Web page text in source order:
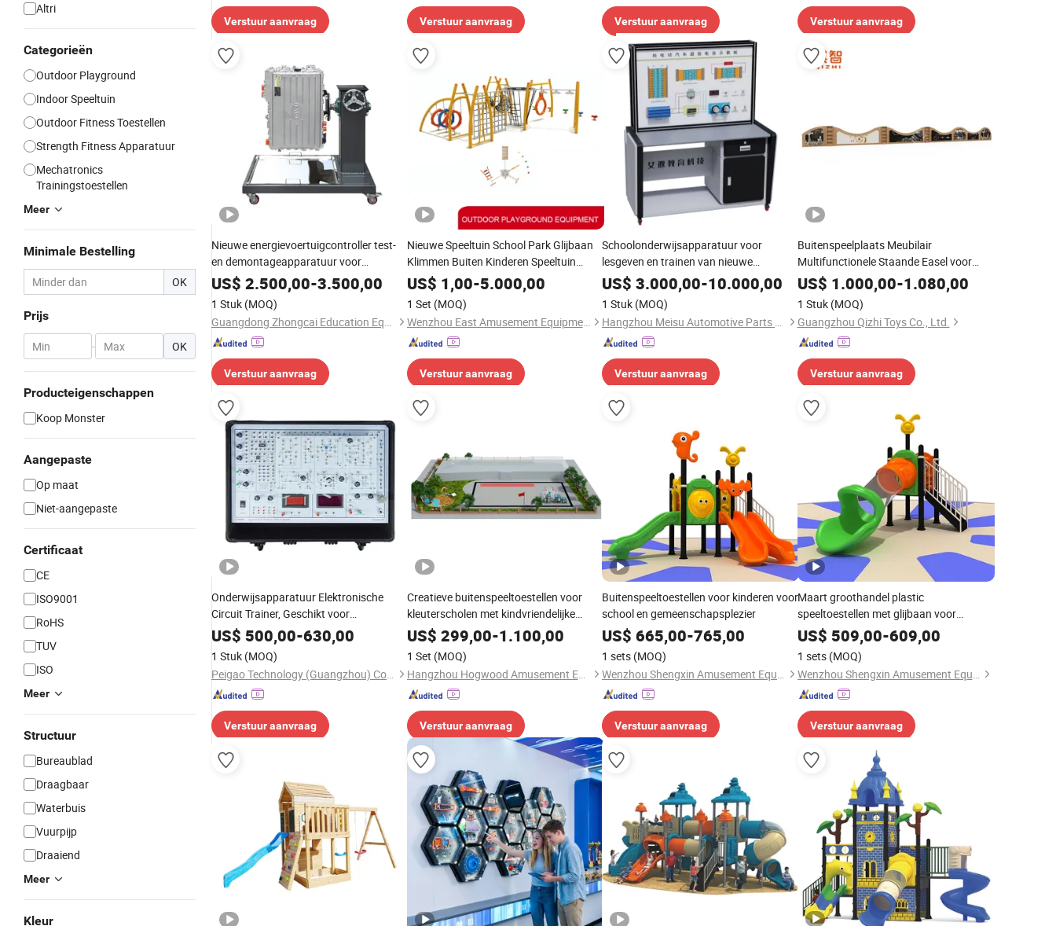
Altri
Categorieën
Outdoor Playground
Indoor Speeltuin
Outdoor Fitness Toestellen
Strength Fitness Apparatuur
Mechatronics
Trainingstoestellen
Meer
Minimale Bestelling
OK
Prijs
- OK
Producteigenschappen
Koop Monster
Aangepaste
Op maat
Niet-aangepaste
Certificaat
CE
ISO9001
RoHS
TUV
ISO
Meer
Structuur
Bureaublad
Draagbaar
Waterbuis
Vuurpijp
Draaiend
Meer
Kleur
Verstuur aanvraag Verstuur aanvraag Verstuur aanvraag Verstuur aanvraag
Nieuwe energievoertuigcontroller test-
en demontageapparatuur voor
beroepsschool
US$ 2.500,00-3.500,00
1 Stuk (MOQ)
Guangdong Zhongcai Education Equipment Co., Ltd.
Verstuur aanvraag
Nieuwe Speeltuin School Park Glijbaan
Klimmen Buiten Kinderen Speeltuin
Sportuitrusting
US$ 1,00-5.000,00
1 Set (MOQ)
Wenzhou East Amusement Equipment Co., Ltd
Verstuur aanvraag
Schoolonderwijsapparatuur voor
lesgeven en trainen van nieuwe
energieauto's
US$ 3.000,00-10.000,00
1 Stuk (MOQ)
Hangzhou Meisu Automotive Parts Co., Ltd
Verstuur aanvraag
Buitenspeelplaats Meubilair
Multifunctionele Staande Easel voor
School Speelplaatsuitrusting
US$ 1.000,00-1.080,00
1 Stuk (MOQ)
Guangzhou Qizhi Toys Co., Ltd.
Verstuur aanvraag
Onderwijsapparatuur Elektronische
Circuit Trainer, Geschikt voor
Beroepsscholen of Universiteiten
US$ 500,00-630,00
1 Stuk (MOQ)
Peigao Technology (Guangzhou) Co., Ltd.
Verstuur aanvraag
Creatieve buitenspeeltoestellen voor
kleuterscholen met kindvriendelijke
glijbaan voor de tuin
US$ 299,00-1.100,00
1 Set (MOQ)
Hangzhou Hogwood Amusement Equipment Co., Ltd.
Verstuur aanvraag
Buitenspeeltoestellen voor kinderen voor
school en gemeenschapsplezier
US$ 665,00-765,00
1 sets (MOQ)
Wenzhou Shengxin Amusement Equipment Co., Ltd.
Verstuur aanvraag
Maart groothandel plastic
speeltoestellen met glijbaan voor
kinderen buiten schommelset voor
parken, scholen en tuinen, directe
fabrikant uit China
US$ 509,00-609,00
1 sets (MOQ)
Wenzhou Shengxin Amusement Equipment Co., Ltd.
Verstuur aanvraag